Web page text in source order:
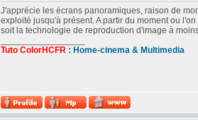
J'apprécie les écrans panoramiques, raison de
exploité jusqu'à présent. A partir du moment ou
soit la technologie de reproduction d'image à
Tuto ColorHCFR : Home-cinema & Multimedia